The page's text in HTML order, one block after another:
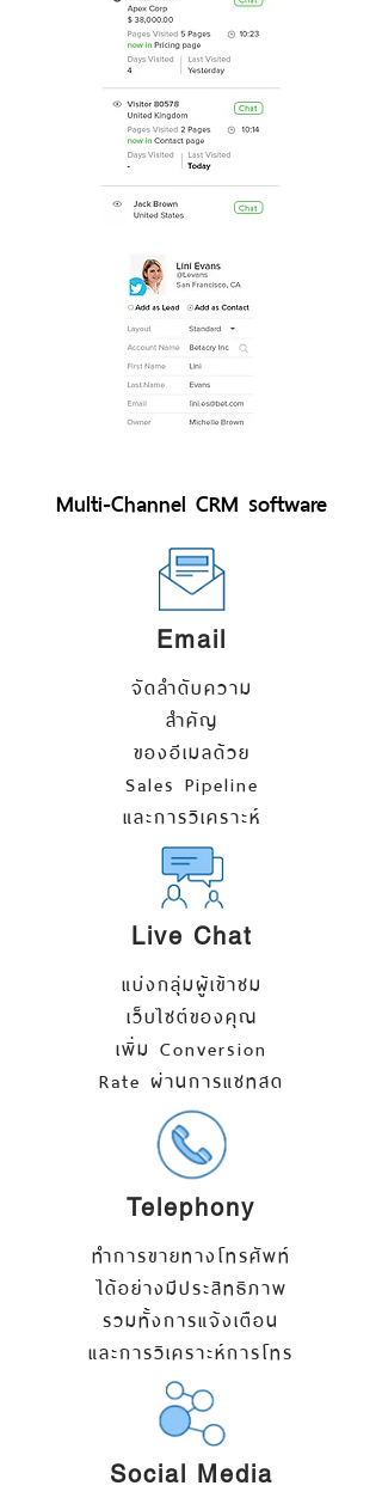
Multi-Channel CRM software
Email
จัดลำดับความ
สำคัญ
ของอีเมลด้วย
Sales Pipeline
และการวิเคราะห์
Live Chat
แบ่งกลุ่มผู้เข้าชม
เว็บไซต์ของคุณ
เพิ่ม Conversion
Rate ผ่านการแชทสด
Telephony
ทำการขายทางโทรศัพท์
ได้อย่างมีประสิทธิภาพ
รวมทั้งการแจ้งเตือน
และการวิเคราะห์การโทร
Social Media